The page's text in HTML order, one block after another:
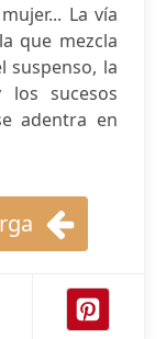
La vía
que mezcla
suspenso, la
los sucesos
adentra en